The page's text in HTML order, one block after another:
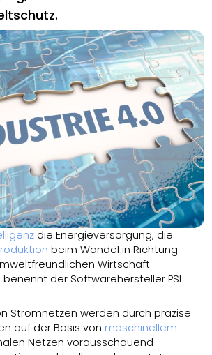
die Energieversorgung, die
beim Wandel in Richtung
Wirtschaft
der Softwarehersteller PSI
Stromnetzen werden durch präzise
auf der Basis von maschinellem
Netzen vorausschauend